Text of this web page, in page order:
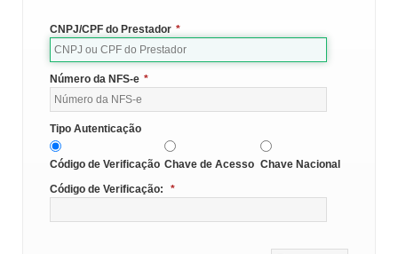
CNPJ/CPF do Prestador *
Número da NFS-e *
Tipo Autenticação
Código de Verificação Chave de Acesso Chave Nacional
Código de Verificação:
*